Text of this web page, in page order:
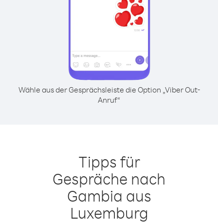
Wähle aus der Gesprächsleiste die Option „Viber Out-
Anruf“
Tipps für
Gespräche nach
Gambia aus
Luxemburg